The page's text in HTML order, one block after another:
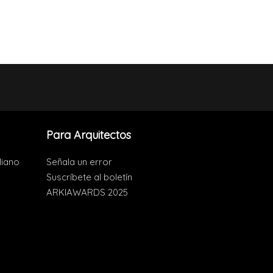
Para Arquitectos
Señala un error
Suscríbete al boletín
ARKIAWARDS 2025